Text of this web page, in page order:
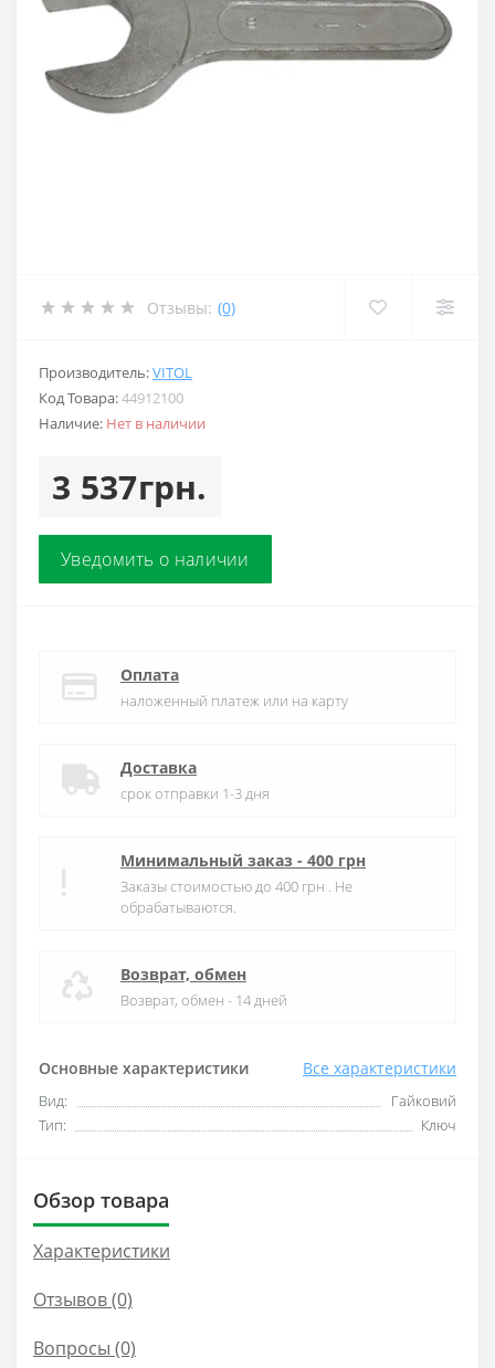
Отзывы: (0)
Производитель:VITOL
Код Товара:44912100
Наличие: Нет в наличии
3 537грн.
Уведомить о наличии
Основные характеристики Все характеристики
Вид:
Гайковий
Тип:
Ключ
Оплата
наложенный платеж или на карту
Доставка
срок отправки 1-3 дня
Минимальный заказ - 400 грн
Заказы стоимостью до 400 грн . Не
обрабатываются.
Возврат, обмен
Возврат, обмен - 14 дней
Обзор товара
Характеристики
Отзывов (0)
Вопросы (0)